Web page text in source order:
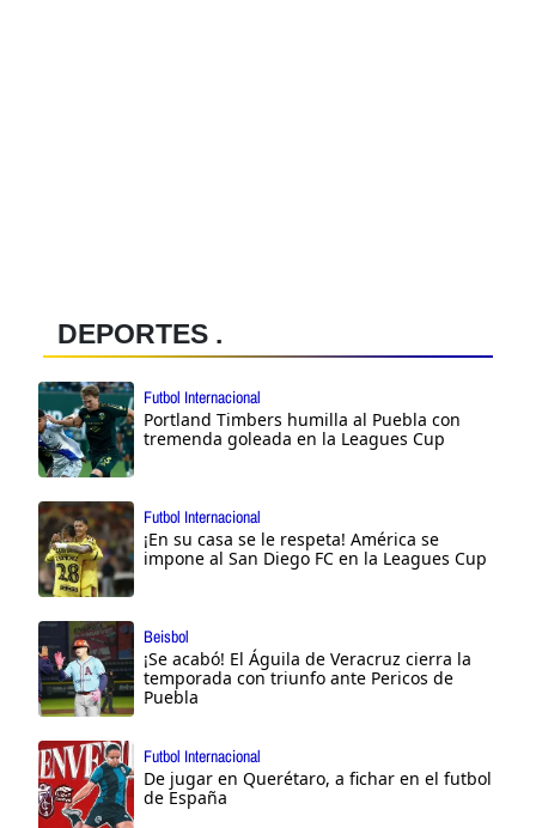
DEPORTES .
Futbol Internacional
Portland Timbers humilla al Puebla con
tremenda goleada en la Leagues Cup
Futbol Internacional
¡En su casa se le respeta! América se
impone al San Diego FC en la Leagues Cup
Beisbol
¡Se acabó! El Águila de Veracruz cierra la
temporada con triunfo ante Pericos de
Puebla
Futbol Internacional
De jugar en Querétaro, a fichar en el futbol
de España